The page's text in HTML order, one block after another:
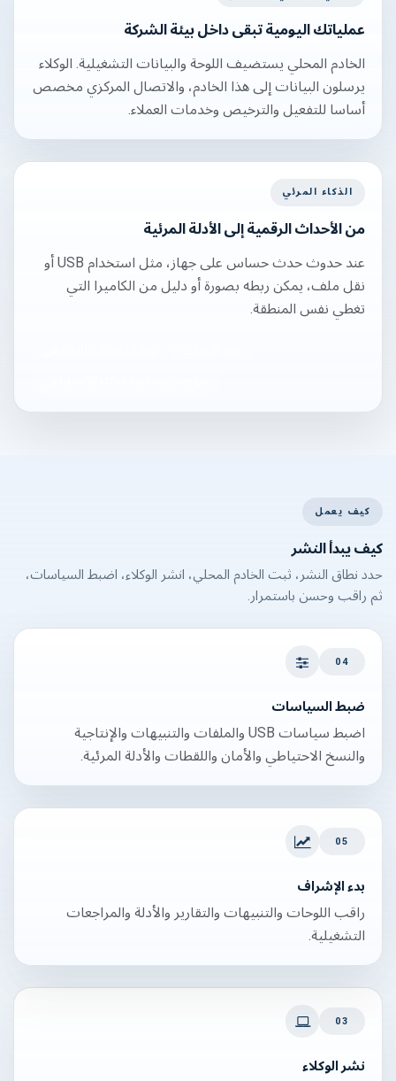
عملياتك اليومية تبقى داخل بيئة الشركة
الخادم المحلي يستضيف اللوحة والبيانات التشغيلية. الوكلاء
يرسلون البيانات إلى هذا الخادم، والاتصال المركزي مخصص
أساسا للتفعيل والترخيص وخدمات العملاء.
الذكاء المرئي
من الأحداث الرقمية إلى الأدلة المرئية
عند حدوث حدث حساس على جهاز، مثل استخدام USB أو
نقل ملف، يمكن ربطه بصورة أو دليل من الكاميرا التي
تغطي نفس المنطقة.
كيف يعمل
كيف يبدأ النشر
حدد نطاق النشر، ثبت الخادم المحلي، انشر الوكلاء، اضبط السياسات،
ثم راقب وحسن باستمرار.
03
نشر الوكلاء
04
ضبط السياسات
اضبط سياسات USB والملفات والتنبيهات والإنتاجية
والنسخ الاحتياطي والأمان واللقطات والأدلة المرئية.
05
بدء الإشراف
راقب اللوحات والتنبيهات والتقارير والأدلة والمراجعات
التشغيلية.